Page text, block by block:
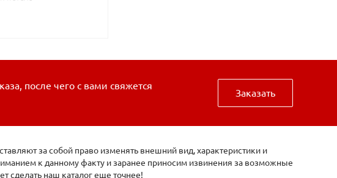
после чего с вами свяжется
Заказать
за собой право изменять внешний вид, характеристики и
к данному факту и заранее приносим извинения за возможные
сделать наш каталог еще точнее!